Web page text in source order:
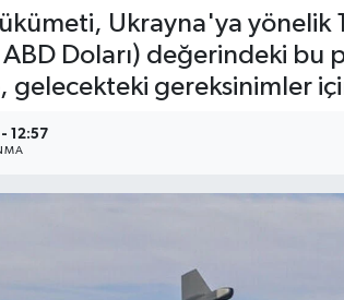
Ukrayna'ya yönelik
Doları) değerindeki bu
gelecekteki gereksinimler
12:57